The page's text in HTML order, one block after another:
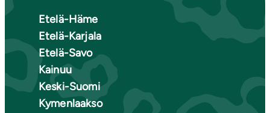
Etelä-Häme
Etelä-Karjala
Etelä-Savo
Kainuu
Keski-Suomi
Kymenlaakso